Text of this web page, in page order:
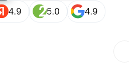
4.9 5.0 4.9